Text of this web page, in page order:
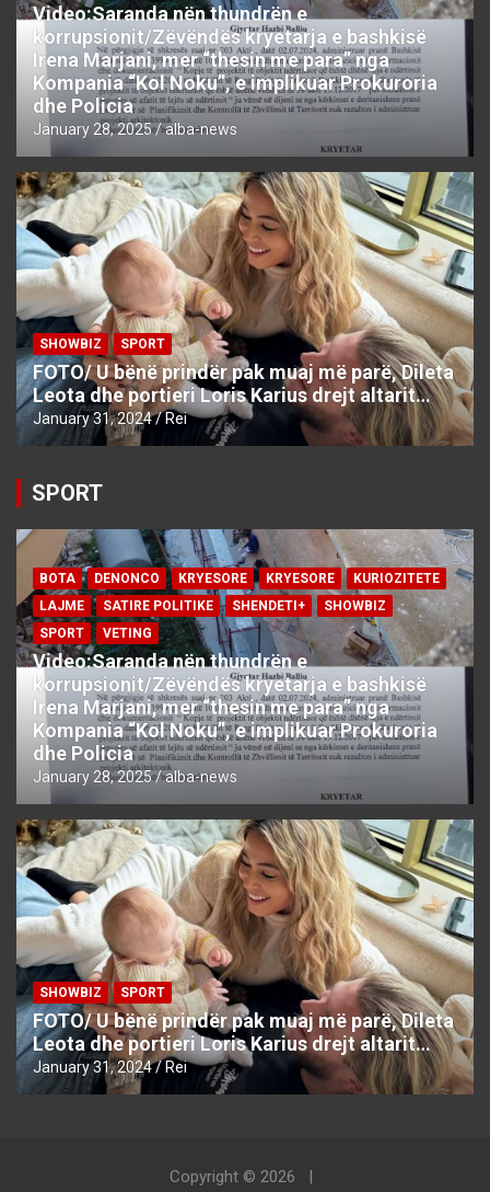
Video:Saranda nën thundrën e
korrupsionit/Zëvëndës kryetarja e bashkisë
Irena Marjani, mer “thesin me para” nga
Kompania “Kol Noku”, e implikuar Prokuroria
dhe Policia
January 28, 2025 alba-news
SHOWBIZ SPORT
FOTO/ U bënë prindër pak muaj më parë, Dileta
Leota dhe portieri Loris Karius drejt altarit…
January 31, 2024 Rei
SPORT
BOTA DENONCO KRYESORE KRYESORE
KURIOZITETE
LAJME
SATIRE POLITIKE SHENDETI+
SHOWBIZ
SPORT
VETING
Video:Saranda nën thundrën e
korrupsionit/Zëvëndës kryetarja e bashkisë
Irena Marjani, mer “thesin me para” nga
Kompania “Kol Noku”, e implikuar Prokuroria
dhe Policia
January 28, 2025 alba-news
SHOWBIZ SPORT
FOTO/ U bënë prindër pak muaj më parë, Dileta
Leota dhe portieri Loris Karius drejt altarit…
January 31, 2024 Rei
Copyright © 2026